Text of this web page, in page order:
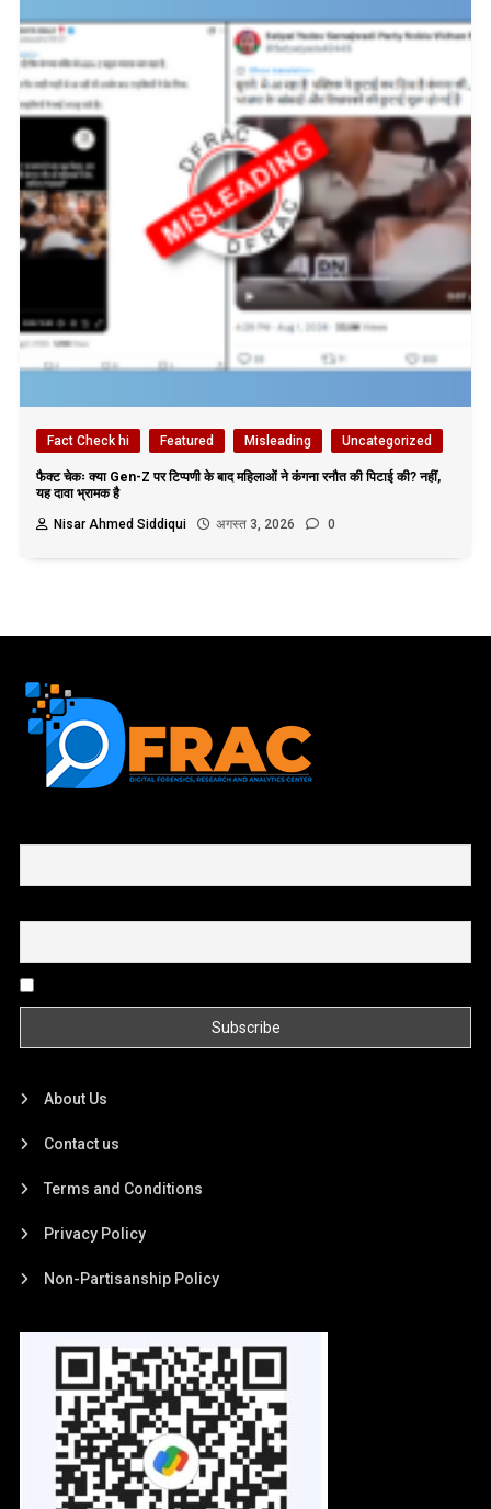
Fact Check hi Featured Misleading Uncategorized
फैक्ट चेकः क्या Gen-Z पर टिप्पणी के बाद महिलाओं ने कंगना रनौत की पिटाई की? नहीं,
यह दावा भ्रामक है
Nisar Ahmed Siddiqui
अगस्त 3, 2026 0
About Us
Contact us
Terms and Conditions
Privacy Policy
Non-Partisanship Policy